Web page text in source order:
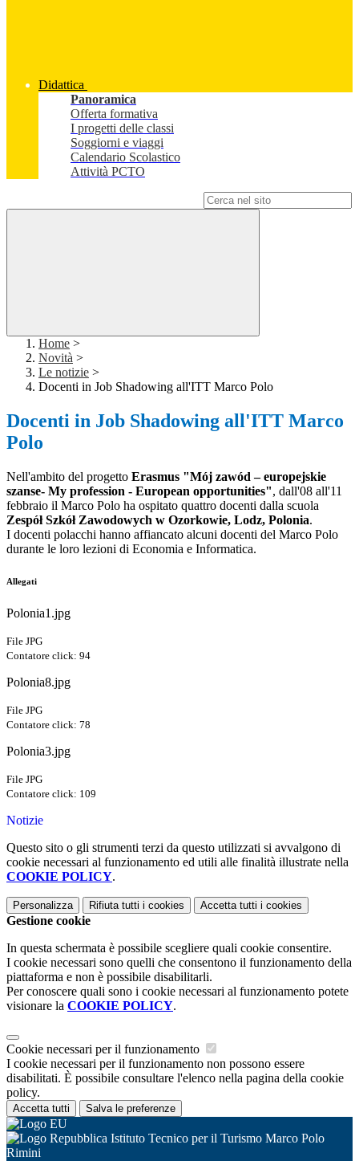
Didattica
Panoramica
Offerta formativa
I progetti delle classi
Soggiorni e viaggi
Calendario Scolastico
Attività PCTO
Home >
Novità >
Le notizie >
Docenti in Job Shadowing all'ITT Marco Polo
Docenti in Job Shadowing all'ITT Marco
Polo
Nell'ambito del progetto Erasmus "Mój zawód – europejskie
szanse- My profession - European opportunities", dall'08 all'11
febbraio il Marco Polo ha ospitato quattro docenti dalla scuola
Zespół Szkół Zawodowych w Ozorkowie, Lodz, Polonia.
I docenti polacchi hanno affiancato alcuni docenti del Marco Polo
durante le loro lezioni di Economia e Informatica.
Allegati
Polonia1.jpg
File JPG
Contatore click: 94
Polonia8.jpg
File JPG
Contatore click: 78
Polonia3.jpg
File JPG
Contatore click: 109
Notizie
Questo sito o gli strumenti terzi da questo utilizzati si avvalgono di
cookie necessari al funzionamento ed utili alle finalità illustrate nella
COOKIE POLICY.
Personalizza Rifiuta tutti i cookies Accetta tutti i cookies
Gestione cookie
In questa schermata è possibile scegliere quali cookie consentire.
I cookie necessari sono quelli che consentono il funzionamento della
piattaforma e non è possibile disabilitarli.
Per conoscere quali sono i cookie necessari al funzionamento potete
visionare la COOKIE POLICY.
Cookie necessari per il funzionamento
I cookie necessari per il funzionamento non possono essere
disabilitati. È possibile consultare l'elenco nella pagina della cookie
policy.
Accetta tutti Salva le preferenze
Istituto Tecnico per il Turismo Marco Polo
Rimini